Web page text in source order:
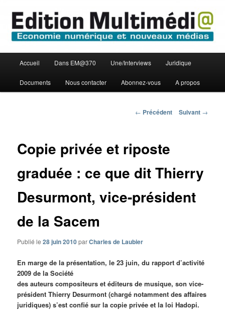
contenu
principalEdition Multimédi@
principal
Accueil Dans EM@370 Une/Interviews Juridique
Documents Nous contacter Abonnez-vous A propos
Navigation
← Précédent Suivant →
Copie privée et riposte
graduée : ce que dit Thierry
Desurmont, vice-président
de la Sacem
Publié le28 juin 2010parCharles de Laubier
En marge de la présentation, le 23 juin, du rapport d’activité
2009 de la Société
des auteurs compositeurs et éditeurs de musique, son vice-
président Thierry Desurmont (chargé notamment des affaires
juridiques) s’est confié sur la copie privée et la loi Hadopi.